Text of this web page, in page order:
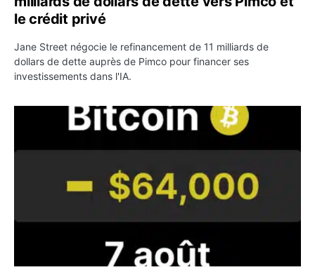
le crédit privé
Jane Street négocie le refinancement de 11 milliards de
dollars de dette auprès de Pimco pour financer ses
investissements dans l'IA.
Bitcoin stagne à 64 000 dollars pendant que les